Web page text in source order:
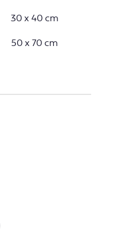
30 x 40 cm
50 x 70 cm